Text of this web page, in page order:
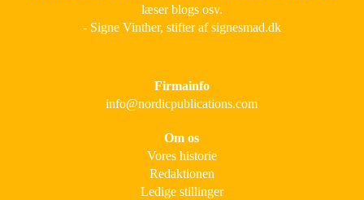
læser blogs osv.
- Signe Vinther, stifter af signesmad.dk
Firmainfo
info@nordicpublications.com
Om os
Vores historie
Redaktionen
Ledige stillinger